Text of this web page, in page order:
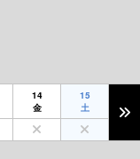
14
金
15
土